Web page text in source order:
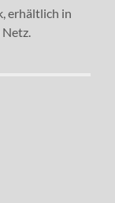
erhältlich in